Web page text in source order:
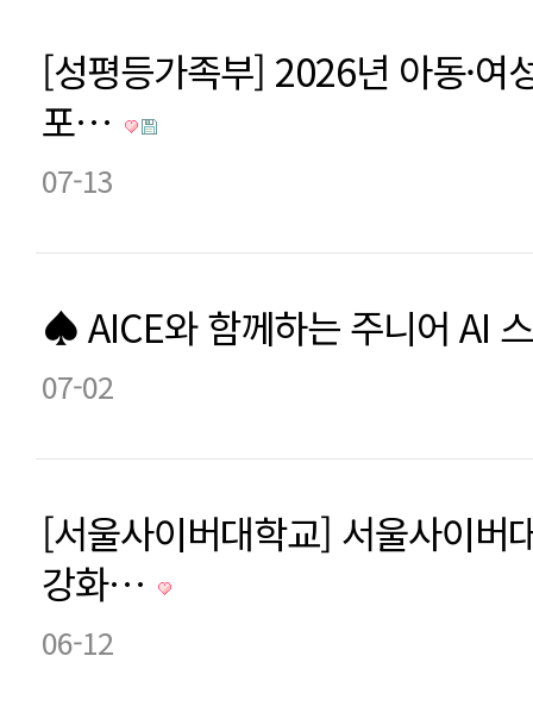
[성평등가족부] 2026년 아동·여
포…
07-13
♠ AICE와 함께하는 주니어 AI
07-02
[서울사이버대학교] 서울사이버
강화…
06-12